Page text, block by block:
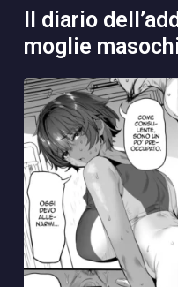
moglie